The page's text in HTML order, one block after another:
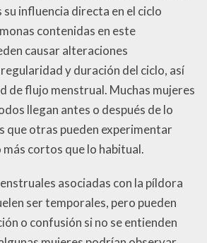
su influencia directa en el ciclo
contenidas en este
causar alteraciones
y duración del ciclo, así
de flujo menstrual. Muchas mujeres
llegan antes o después de lo
que otras pueden experimentar
más cortos que lo habitual.
asociadas con la píldora
ser temporales, pero pueden
o confusión si no se entienden